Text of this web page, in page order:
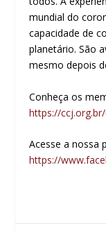
mundial do
capacidade de
planetário. São
mesmo depois
Conheça os
https://
Acesse a nossa
https://